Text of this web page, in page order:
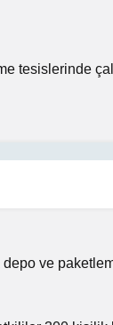
tesislerinde
ve